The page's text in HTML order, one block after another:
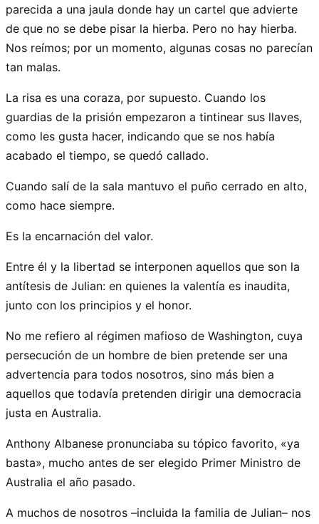
parecida a una jaula donde hay un cartel que advierte
de que no se debe pisar la hierba. Pero no hay hierba.
Nos reímos; por un momento, algunas cosas no parecían
tan malas.
La risa es una coraza, por supuesto. Cuando los
guardias de la prisión empezaron a tintinear sus llaves,
como les gusta hacer, indicando que se nos había
acabado el tiempo, se quedó callado.
Cuando salí de la sala mantuvo el puño cerrado en alto,
como hace siempre.
Es la encarnación del valor.
Entre él y la libertad se interponen aquellos que son la
antítesis de Julian: en quienes la valentía es inaudita,
junto con los principios y el honor.
No me refiero al régimen mafioso de Washington, cuya
persecución de un hombre de bien pretende ser una
advertencia para todos nosotros, sino más bien a
aquellos que todavía pretenden dirigir una democracia
justa en Australia.
Anthony Albanese pronunciaba su tópico favorito, «ya
basta», mucho antes de ser elegido Primer Ministro de
Australia el año pasado.
A muchos de nosotros –incluida la familia de Julian– nos